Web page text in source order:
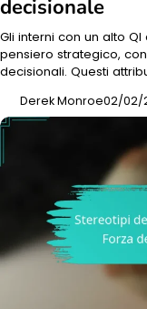
decisionale
Gli interni con un alto
pensiero strategico,
decisionali. Questi
Derek Monroe02/02/